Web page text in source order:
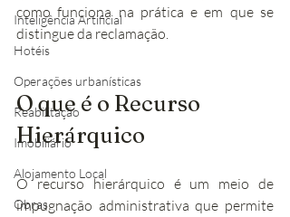
Inteligência Artificial
Hotéis
Operações urbanísticas
Reabilitação
Imobiliário
Alojamento Local
Obras
como funciona na prática e em que se
distingue da reclamação.
O que é o Recurso
Hierárquico
O recurso hierárquico é um meio de
impugnação administrativa que permite